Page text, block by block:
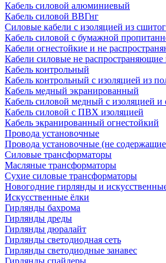
Кабель силовой алюминиевый
Кабель силовой ВВГнг
Силовые кабели с изоляцией из
Кабель силовой с бумажной
Кабели огнестойкие и не
Кабели силовые не распространяющие
Кабель контрольный
Кабель контрольный с изоляцией из
Кабель медный экранированный
Кабель силовой медный с изоляцией
Кабель силовой с ПВХ изоляцией
Кабель экранированный огнестойкий
Провода установочные
Провода установочные (не
Силовые трансформаторы
Масляные трансформаторы
Сухие силовые трансформаторы
Новогодние гирлянды и
Искусственные ёлки
Гирлянды бахрома
Гирлянды дреды
Гирлянды дюралайт
Гирлянды светодиодная сеть
Гирлянды светодиодные занавес
Гирлянды спайдеры